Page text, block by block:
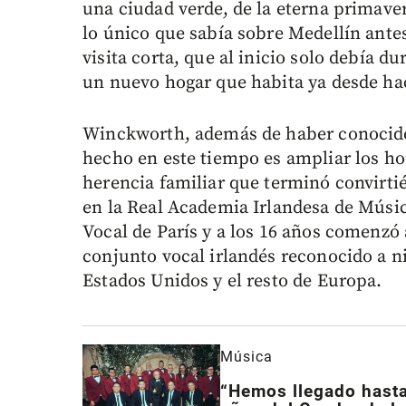
una ciudad verde, de la eterna
lo único que sabía sobre Medellín
visita corta, que al inicio solo debía
un nuevo hogar que habita ya desde
Winckworth, además de haber
hecho en este tiempo es ampliar los
herencia familiar que terminó
en la Real Academia Irlandesa de
Vocal de París y a los 16 años
conjunto vocal irlandés reconocido a
Estados Unidos y el resto de Europa.
Música
“Hemos llegado